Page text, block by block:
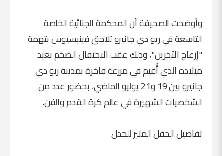
وأوضحت الصحيفة أن المحكمة الجنائية الخاصة
التاسعة في ريو دي جانيرو تلاحق فينيسيوس بتهمة
"إزعاج الآخرين"، وذلك عقب الاحتفال الضخم بعيد
ميلاده الذي أُقيم في مزرعة فاخرة بمدينة ريو دي
جانيرو بين 19 و21 يوليو الماضي، بحضور عدد من
الشخصيات الشهيرة في عالم كرة القدم والفن.
تفاصيل الحفل المثير للجدل